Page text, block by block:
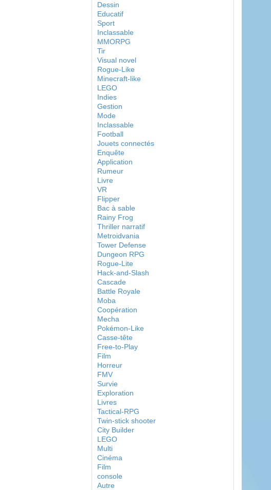
Dessin
Educatif
Sport
Inclassable
MMORPG
Tir
Visual novel
Rogue-Like
Minecraft-like
LEGO
Indies
Gestion
Mode
Inclassable
Football
Jouets connectés
Enquête
Application
Rumeur
Livre
VR
Flipper
Bac à sable
Rainy Frog
Thriller narratif
Metroidvania
Tower Defense
Dungeon RPG
Rogue-Lite
Hack-and-Slash
Cascade
Battle Royale
Moba
Coopération
Mecha
Pokémon-Like
Casse-tête
Free-to-Play
Film
Horreur
FMV
Survie
Exploration
Livres
Tactical-RPG
Twin-stick shooter
City Builder
LEGO
Multi
Cinéma
Film
console
Autre